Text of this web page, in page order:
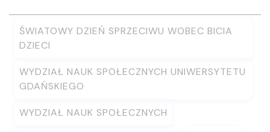
ŚWIATOWY DZIEŃ SPRZECIWU WOBEC BICIA
DZIECI
WYDZIAŁ NAUK SPOŁECZNYCH UNIWERSYTETU
GDAŃSKIEGO
WYDZIAŁ NAUK SPOŁECZNYCH